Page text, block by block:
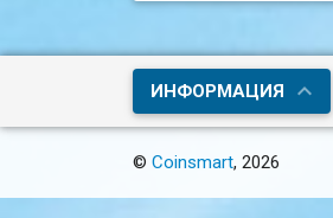
ИНФОРМАЦИЯ
©Coinsmart, 2026